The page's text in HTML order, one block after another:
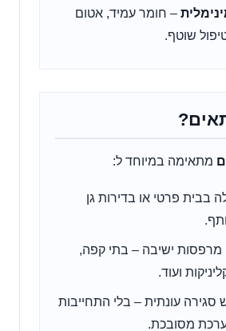
– חומר עמיד, אטום
שוטף.
מתאימה במיוחד ל:
בבית פרטי או בדירות גן
ישיבה – בתי קפה,
ועוד.
עונתית – בלי התחייבות
מסובכת.